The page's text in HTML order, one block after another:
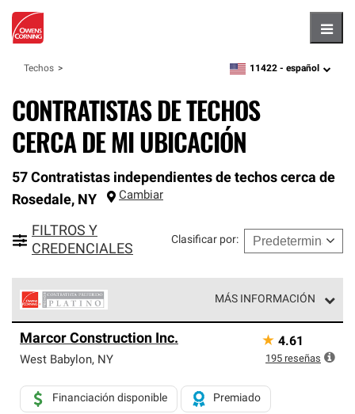
Techos zipcode,language
11422 - español
CONTRATISTAS DE TECHOS
CERCA DE MI UBICACIÓN
57 Contratistas independientes de techos cerca de
Rosedale, NY Cambiar
FILTROS Y
CREDENCIALES
Clasificar por:
MÁS INFORMACIÓN
Corning constituyen el nivel superior de nuestra red
exclusiva y cumplen con estándares estrictos de
Solo ellos pueden ofrecer nuestra mejor garantía de
sistemas de techos.
Marcor Construction Inc.
West Babylon, NY
Financiación disponible Premiado
★ 4.61
195 reseñas